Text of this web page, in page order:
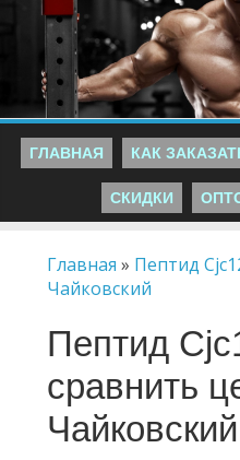
ГЛАВНАЯ КАК
СКИДКИ
Главная » Пептид
Чайковский
Пептид
сравнить
Чайковский